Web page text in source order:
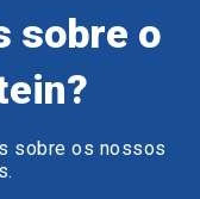
sobre o
sobre os nossos